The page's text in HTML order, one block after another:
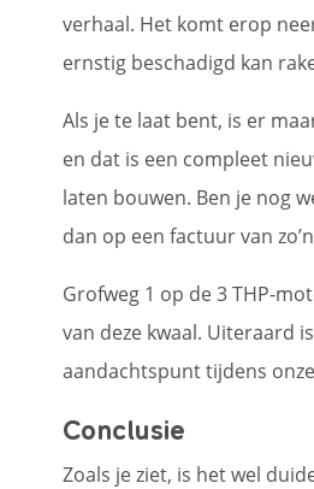
verhaal. Het komt erop
ernstig beschadigd kan
Als je te laat bent, is er
en dat is een compleet
laten bouwen. Ben je nog
dan op een factuur van
Grofweg 1 op de 3 THP-
van deze kwaal. Uiteraard
aandachtspunt tijdens
Conclusie
Zoals je ziet, is het wel